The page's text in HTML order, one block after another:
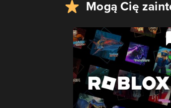
Mogą Cię